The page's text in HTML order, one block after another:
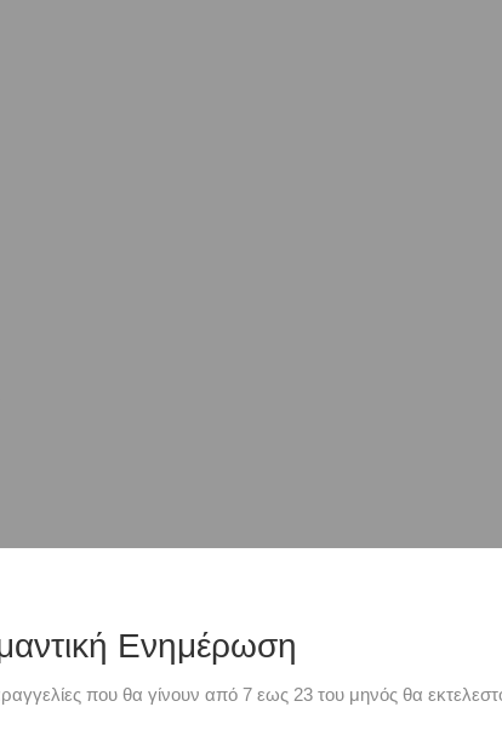
Ενημέρωση
που θα γίνουν από 7 εως 23 του μηνός θα